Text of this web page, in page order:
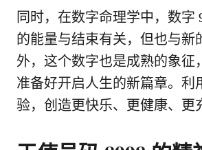
同时，在数字命理学中，数字
的能量与结束有关，但也与新
外，这个数字也是成熟的象征
准备好开启人生的新篇章。利
验，创造更快乐、更健康、更